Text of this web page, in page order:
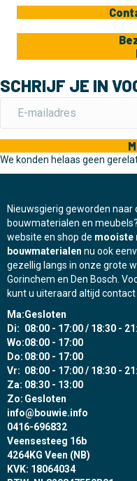
SCHRIJF JE IN
We konden helaas geen
Nieuwsgierig geworden
bouwmaterialen en
website en shop de mooiste
bouwmaterialen nu ook
gezellig langs in onze grote
Gorinchem en Den Bosch.
kunt u uiteraard altijd
Ma:Gesloten
Di: 08:00 - 17:00 / 18:30 -
Wo:08:00 - 17:00
Do: 08:00 - 17:00
Vr: 08:00 - 17:00 / 18:30 -
Za: 08:30 - 13:00
Zo: Gesloten
info@bouwie.info
0416-696832
Veensesteeg 16b
4264KG Veen (NB)
KVK: 18064034